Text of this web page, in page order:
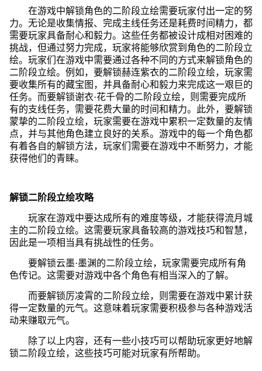
在游戏中解锁角色的二阶段立绘需要玩家付出一定的努
力。无论是收集情报、完成主线任务还是耗费时间精力，都
需要玩家具备耐心和毅力。这些任务都被设计成相对困难的
挑战，但通过努力完成，玩家将能够欣赏到角色的二阶段立
绘。玩家们在游戏中需要通过各种不同的方式来解锁角色的
二阶段立绘。例如，要解锁赫连紫衣的二阶段立绘，玩家需
要收集所有的藏宝图，并具备耐心和毅力来完成这一艰巨的
任务。而要解锁谢衣·花千骨的二阶段立绘，则需要完成所
有的支线任务，需要花费大量的时间和精力。此外，要解锁
蒙挚的二阶段立绘，玩家需要在游戏中累积一定数量的友情
点，并与其他角色建立良好的关系。游戏中的每一个角色都
有着各自的解锁方法，玩家们需要在游戏中不断努力，才能
获得他们的青睐。
解锁二阶段立绘攻略
玩家在游戏中要达成所有的难度等级，才能获得流月城
主的二阶段立绘。这需要玩家具备较高的游戏技巧和智慧，
因此是一项相当具有挑战性的任务。
要解锁云墨·墨渊的二阶段立绘，玩家需要完成所有角
色传记。这需要对游戏中各个角色有相当深入的了解。
而要解锁厉凌霄的二阶段立绘，则需要在游戏中累计获
得一定数量的元气。这意味着玩家需要积极参与各种游戏活
动来赚取元气。
除了以上内容，还有一些小技巧可以帮助玩家更好地解
锁二阶段立绘，这些技巧可能对玩家有所帮助。